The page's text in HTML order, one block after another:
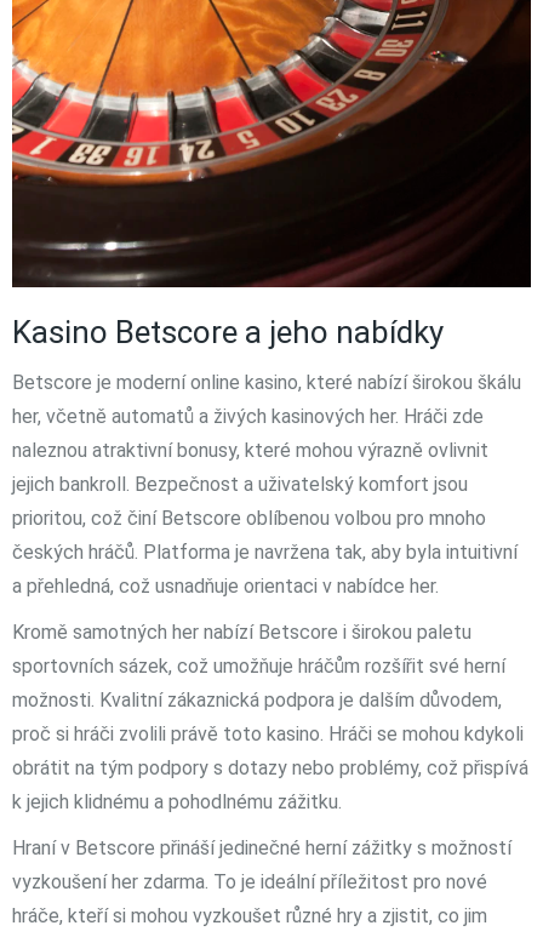
Kasino Betscore a jeho nabídky
Betscore je moderní online kasino, které nabízí širokou škálu
her, včetně automatů a živých kasinových her. Hráči zde
naleznou atraktivní bonusy, které mohou výrazně ovlivnit
jejich bankroll. Bezpečnost a uživatelský komfort jsou
prioritou, což činí Betscore oblíbenou volbou pro mnoho
českých hráčů. Platforma je navržena tak, aby byla intuitivní
a přehledná, což usnadňuje orientaci v nabídce her.
Kromě samotných her nabízí Betscore i širokou paletu
sportovních sázek, což umožňuje hráčům rozšířit své herní
možnosti. Kvalitní zákaznická podpora je dalším důvodem,
proč si hráči zvolili právě toto kasino. Hráči se mohou kdykoli
obrátit na tým podpory s dotazy nebo problémy, což přispívá
k jejich klidnému a pohodlnému zážitku.
Hraní v Betscore přináší jedinečné herní zážitky s možností
vyzkoušení her zdarma. To je ideální příležitost pro nové
hráče, kteří si mohou vyzkoušet různé hry a zjistit, co jim